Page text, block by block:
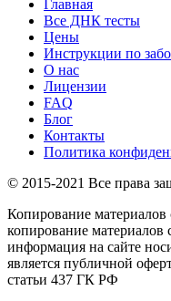
Главная
Все ДНК тесты
Цены
Инструкции по
О нас
Лицензии
FAQ
Блог
Контакты
Политика
© 2015-2021 Все права
Копирование материалов
копирование материалов
информация на сайте
является публичной
статьи 437 ГК РФ